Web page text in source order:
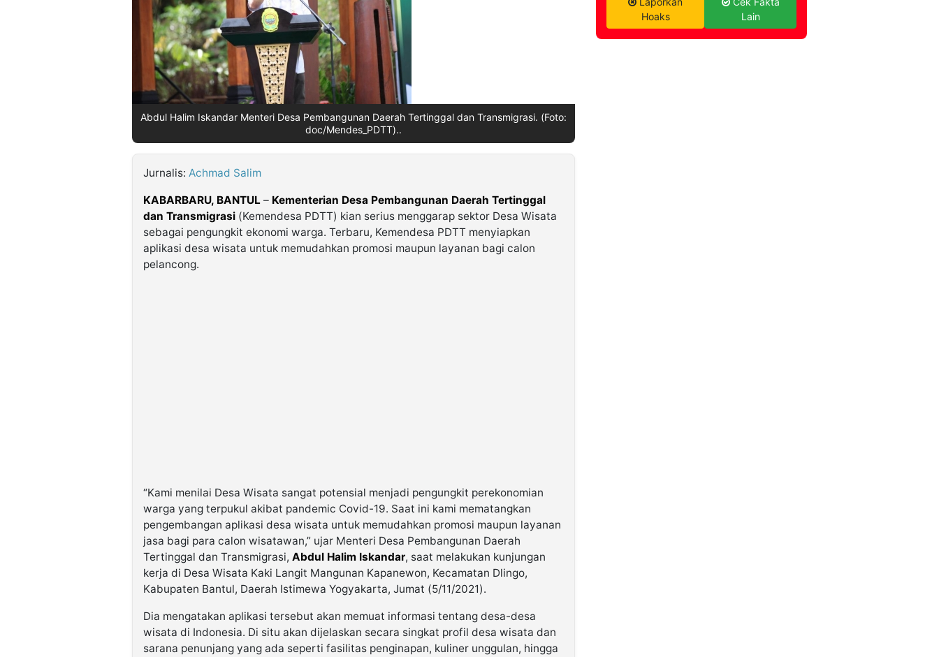
Abdul Halim Iskandar Menteri Desa Pembangunan Daerah Tertinggal dan Transmigrasi. (Foto:
doc/Mendes_PDTT)..
Jurnalis: Achmad Salim
KABARBARU, BANTUL – Kementerian Desa Pembangunan Daerah Tertinggal
dan Transmigrasi (Kemendesa PDTT) kian serius menggarap sektor Desa Wisata
sebagai pengungkit ekonomi warga. Terbaru, Kemendesa PDTT menyiapkan
aplikasi desa wisata untuk memudahkan promosi maupun layanan bagi calon
pelancong.
“Kami menilai Desa Wisata sangat potensial menjadi pengungkit perekonomian
warga yang terpukul akibat pandemic Covid-19. Saat ini kami mematangkan
pengembangan aplikasi desa wisata untuk memudahkan promosi maupun layanan
jasa bagi para calon wisatawan,” ujar Menteri Desa Pembangunan Daerah
Tertinggal dan Transmigrasi, Abdul Halim Iskandar, saat melakukan kunjungan
kerja di Desa Wisata Kaki Langit Mangunan Kapanewon, Kecamatan Dlingo,
Kabupaten Bantul, Daerah Istimewa Yogyakarta, Jumat (5/11/2021).
Dia mengatakan aplikasi tersebut akan memuat informasi tentang desa-desa
wisata di Indonesia. Di situ akan dijelaskan secara singkat profil desa wisata dan
sarana penunjang yang ada seperti fasilitas penginapan, kuliner unggulan, hingga
Hoaks
Lain